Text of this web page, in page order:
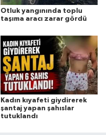
Otluk yangınında toplu
taşıma aracı zarar gördü
Kadın kıyafeti giydirerek
şantaj yapan şahıslar
tutuklandı